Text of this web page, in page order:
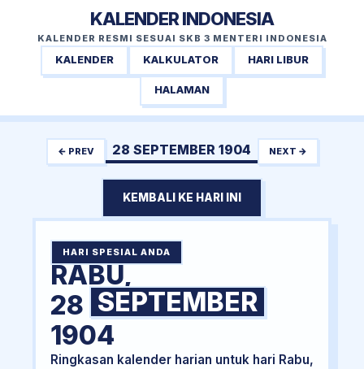
KALENDER INDONESIA
KALENDER RESMI SESUAI SKB 3 MENTERI INDONESIA
KALENDER KALKULATOR HARI LIBUR
HALAMAN
← PREV 28 SEPTEMBER 1904 NEXT →
KEMBALI KE HARI INI
HARI SPESIAL ANDA
RABU,
28 SEPTEMBER
1904
Ringkasan kalender harian untuk hari Rabu,